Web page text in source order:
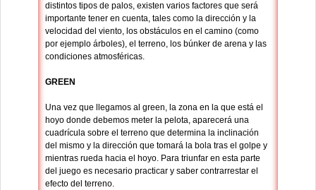
distintos tipos de palos, existen varios factores que será
importante tener en cuenta, tales como la dirección y la
velocidad del viento, los obstáculos en el camino (como
por ejemplo árboles), el terreno, los búnker de arena y las
condiciones atmosféricas.
GREEN
Una vez que llegamos al green, la zona en la que está el
hoyo donde debemos meter la pelota, aparecerá una
cuadrícula sobre el terreno que determina la inclinación
del mismo y la dirección que tomará la bola tras el golpe y
mientras rueda hacia el hoyo. Para triunfar en esta parte
del juego es necesario practicar y saber contrarrestar el
efecto del terreno.